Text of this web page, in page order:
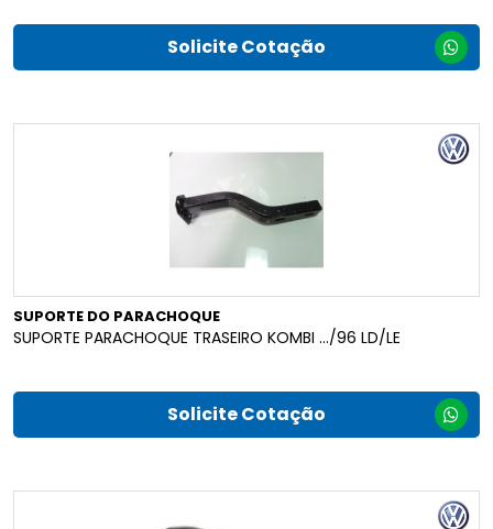
Solicite Cotação
SUPORTE DO PARACHOQUE
SUPORTE PARACHOQUE TRASEIRO KOMBI .../96 LD/LE
Solicite Cotação